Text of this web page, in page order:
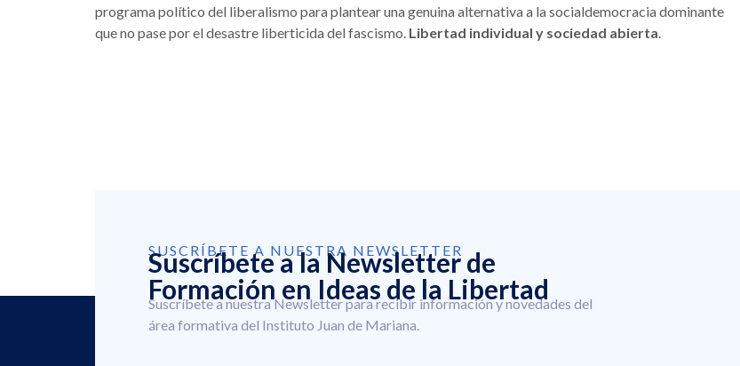
programa político del liberalismo para plantear una genuina alternativa a la socialdemocracia dominante
que no pase por el desastre liberticida del fascismo. Libertad individual y sociedad abierta.
SUSCRÍBETE A NUESTRA NEWSLETTER
Suscríbete a la Newsletter de
Formación en Ideas de la Libertad
Suscríbete a nuestra Newsletter para recibir información y novedades del
área formativa del Instituto Juan de Mariana.